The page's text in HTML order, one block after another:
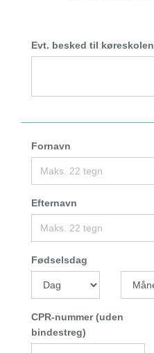
Evt. besked til køreskolen
Fornavn
Efternavn
Fødselsdag
CPR-nummer (uden
bindestreg)